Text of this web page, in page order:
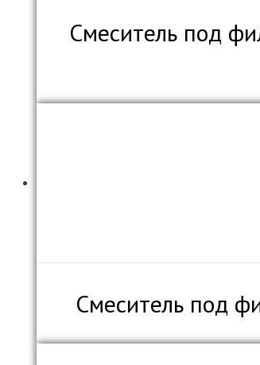
Смеситель под
Смеситель под